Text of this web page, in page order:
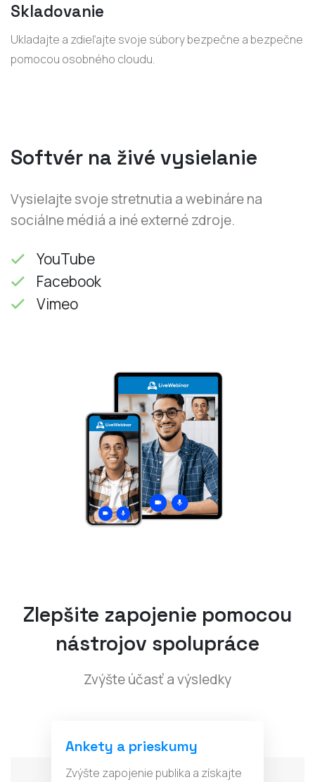
Skladovanie
Ukladajte a zdieľajte svoje súbory bezpečne a bezpečne
pomocou osobného cloudu.
Softvér na živé vysielanie
Vysielajte svoje stretnutia a webináre na
sociálne médiá a iné externé zdroje.
YouTube
Facebook
Vimeo
Zlepšite zapojenie pomocou
nástrojov spolupráce
Zvýšte účasť a výsledky
Ankety a prieskumy
Zvýšte zapojenie publika a získajte